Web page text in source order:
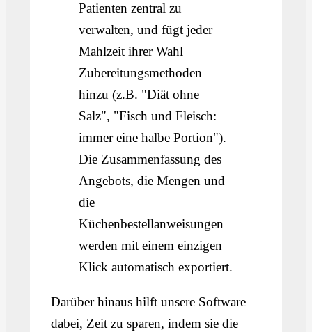
Patienten zentral zu
verwalten, und fügt jeder
Mahlzeit ihrer Wahl
Zubereitungsmethoden
hinzu (z.B. "Diät ohne
Salz", "Fisch und Fleisch:
immer eine halbe Portion").
Die Zusammenfassung des
Angebots, die Mengen und
die
Küchenbestellanweisungen
werden mit einem einzigen
Klick automatisch exportiert.
Darüber hinaus hilft unsere Software
dabei, Zeit zu sparen, indem sie die